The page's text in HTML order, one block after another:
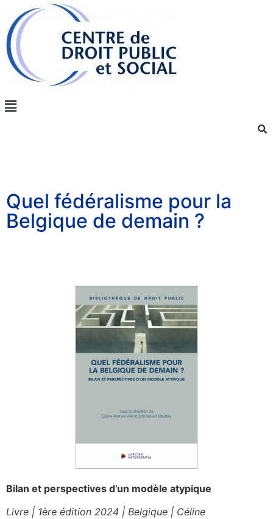
Quel fédéralisme pour la
Belgique de demain ?
Bilan et perspectives d’un modèle atypique
Livre | 1ère édition 2024 | Belgique | Céline